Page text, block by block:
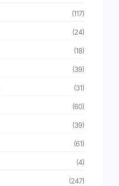
(117)
(24)
(18)
(39)
(31)
(60)
(39)
(61)
(4)
(247)